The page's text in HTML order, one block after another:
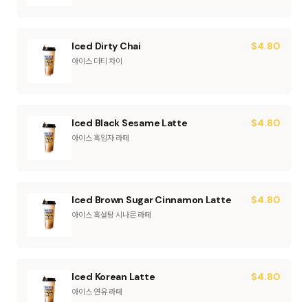
Iced Dirty Chai
아이스 더티 차이
$4.80
Iced Black Sesame Latte
아이스 흑임자 라떼
$4.80
Iced Brown Sugar Cinnamon Latte
아이스 흑설탕 시나몬 라떼
$4.80
Iced Korean Latte
아이스 연유 라떼
$4.80